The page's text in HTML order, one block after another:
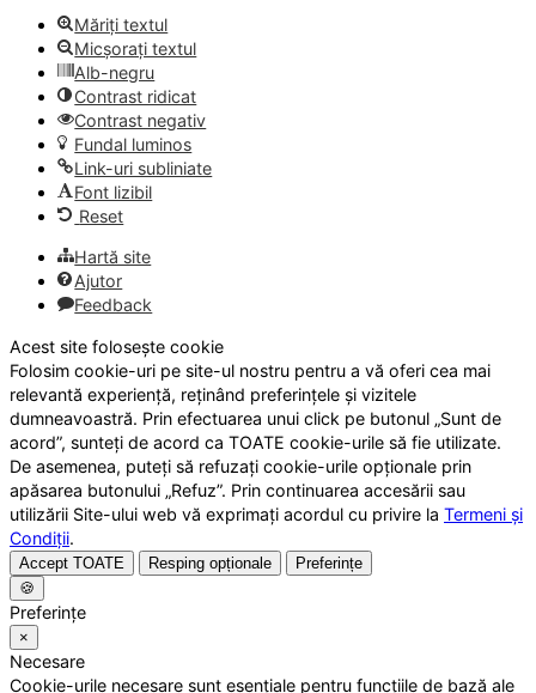
Măriți textul
Micșorați textul
Alb-negru
Contrast ridicat
Contrast negativ
Fundal luminos
Link-uri subliniate
Font lizibil
Reset
Hartă site
Ajutor
Feedback
Acest site folosește cookie
Folosim cookie-uri pe site-ul nostru pentru a vă oferi cea mai
relevantă experiență, reținând preferințele și vizitele
dumneavoastră. Prin efectuarea unui click pe butonul „Sunt de
acord”, sunteți de acord ca TOATE cookie-urile să fie utilizate.
De asemenea, puteți să refuzați cookie-urile opționale prin
apăsarea butonului „Refuz”. Prin continuarea accesării sau
utilizării Site-ului web vă exprimați acordul cu privire la Termeni și
Condiții.
Accept TOATE Resping opționale
Preferințe
🍪
Preferințe
×
Necesare
Cookie-urile necesare sunt esențiale pentru funcțiile de bază ale